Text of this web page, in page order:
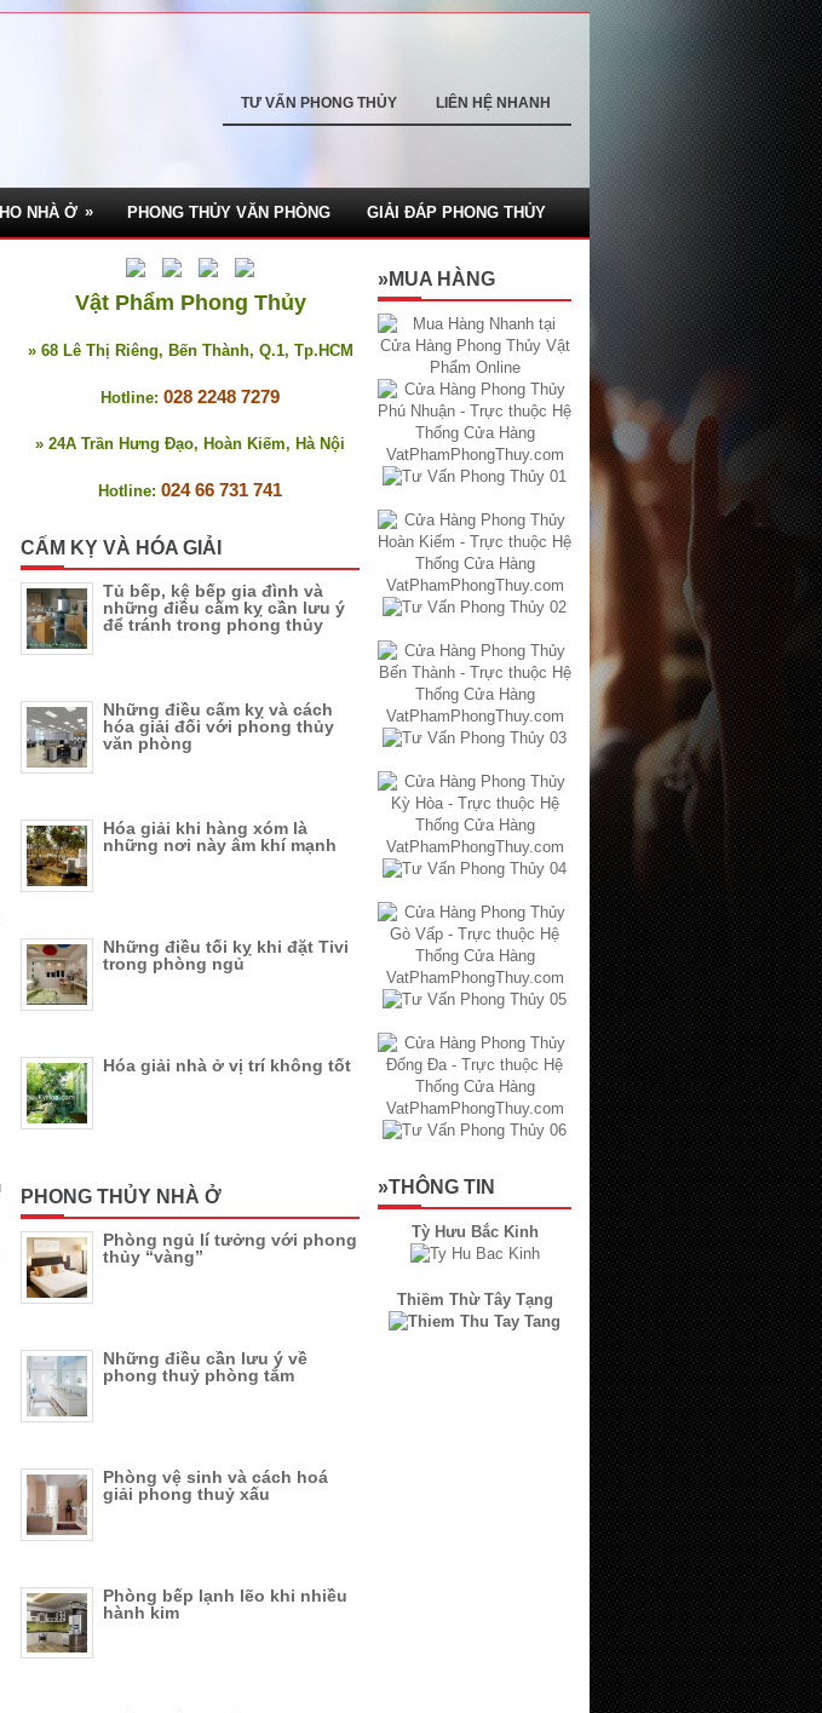
TƯ VẤN PHONG THỦY LIÊN HỆ NHANH
NHÀ Ở » PHONG THỦY VĂN PHÒNG GIẢI ĐÁP PHONG THỦY
Vật Phẩm Phong Thủy
» 68 Lê Thị Riêng, Bến Thành, Q.1, Tp.HCM
Hotline: 028 2248 7279
» 24A Trần Hưng Đạo, Hoàn Kiếm, Hà Nội
Hotline: 024 66 731 741
CẤM KỴ VÀ HÓA GIẢI
Tủ bếp, kệ bếp gia đình và
những điều cấm kỵ cần lưu ý
để tránh trong phong thủy
Những điều cấm kỵ và cách
hóa giải đối với phong thủy
văn phòng
Hóa giải khi hàng xóm là
những nơi này âm khí mạnh
Những điều tối kỵ khi đặt Tivi
trong phòng ngủ
Hóa giải nhà ở vị trí không tốt
PHONG THỦY NHÀ Ở
Phòng ngủ lí tưởng với phong
thủy “vàng”
Những điều cần lưu ý về
phong thuỷ phòng tắm
Phòng vệ sinh và cách hoá
giải phong thuỷ xấu
Phòng bếp lạnh lẽo khi nhiều
hành kim
»MUA HÀNG
»THÔNG TIN
Tỳ Hưu Bắc Kinh
Thiềm Thừ Tây Tạng